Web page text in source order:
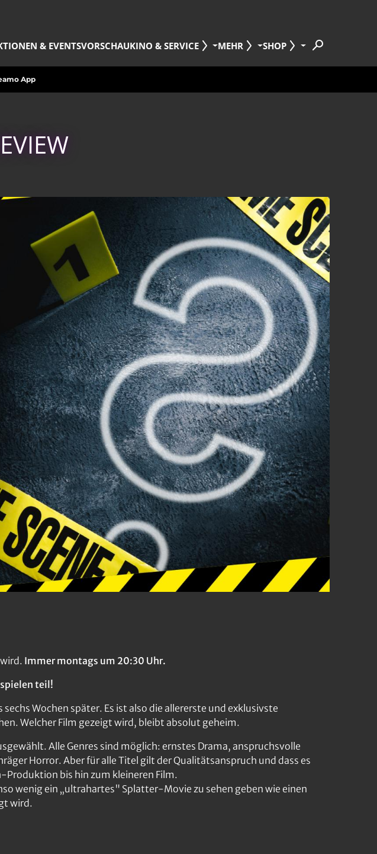
& EVENTSVORSCHAUKINO & SERVICE MEHR SHOP
App
Immer montags um 20:30 Uhr.
teil!
Wochen später. Es ist also die allererste und exklusivste
Welcher Film gezeigt wird, bleibt absolut geheim.
Alle Genres sind möglich: ernstes Drama, anspruchsvolle
Horror. Aber für alle Titel gilt der Qualitätsanspruch und dass es
bis hin zum kleineren Film.
wenig ein „ultrahartes" Splatter-Movie zu sehen geben wie einen
wird.